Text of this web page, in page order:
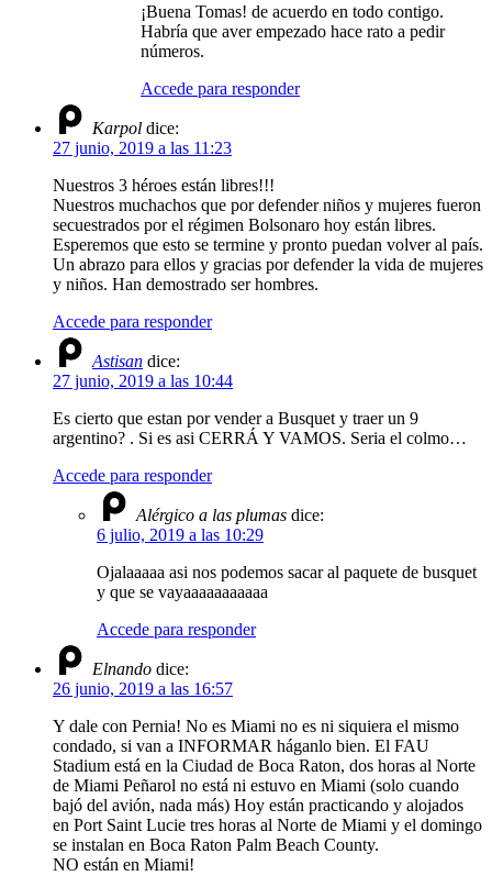
¡Buena Tomas! de acuerdo en todo contigo.
Habría que aver empezado hace rato a pedir
números.
Accede para responder
Karpol dice:
27 junio, 2019 a las 11:23
Nuestros 3 héroes están libres!!!
Nuestros muchachos que por defender niños y mujeres fueron
secuestrados por el régimen Bolsonaro hoy están libres.
Esperemos que esto se termine y pronto puedan volver al país.
Un abrazo para ellos y gracias por defender la vida de mujeres
y niños. Han demostrado ser hombres.
Accede para responder
Astisan dice:
27 junio, 2019 a las 10:44
Es cierto que estan por vender a Busquet y traer un 9
argentino? . Si es asi CERRÁ Y VAMOS. Seria el colmo…
Accede para responder
Alérgico a las plumas dice:
6 julio, 2019 a las 10:29
Ojalaaaaa asi nos podemos sacar al paquete de busquet
y que se vayaaaaaaaaaaa
Accede para responder
Elnando dice:
26 junio, 2019 a las 16:57
Y dale con Pernia! No es Miami no es ni siquiera el mismo
condado, si van a INFORMAR háganlo bien. El FAU
Stadium está en la Ciudad de Boca Raton, dos horas al Norte
de Miami Peñarol no está ni estuvo en Miami (solo cuando
bajó del avión, nada más) Hoy están practicando y alojados
en Port Saint Lucie tres horas al Norte de Miami y el domingo
se instalan en Boca Raton Palm Beach County.
NO están en Miami!